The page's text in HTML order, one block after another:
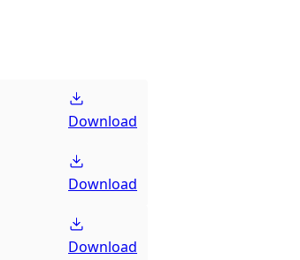
Download
Download
Download